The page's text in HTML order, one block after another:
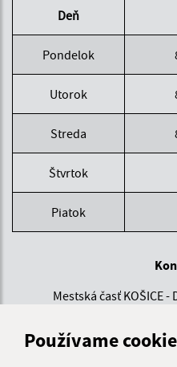
Používame
Deň
Pondelok
Utorok
Streda
Štvrtok
Piatok
Mestská časť KOŠICE -
040